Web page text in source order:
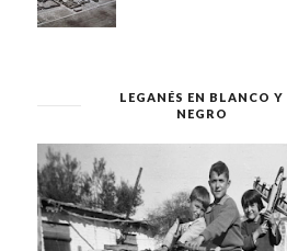
LEGANÉS EN BLANCO Y
NEGRO